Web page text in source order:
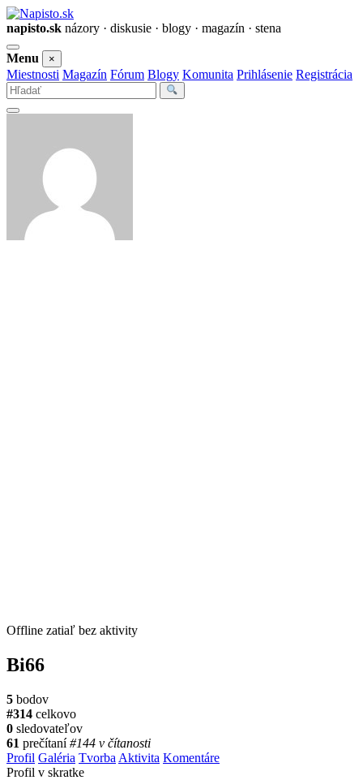
napisto.sk názory · diskusie · blogy · magazín · stena
Otvoriť
menu
Menu ×
Miestnosti Magazín Fórum Blogy Komunita Prihlásenie Registrácia
Vyhľadať
Offline zatiaľ bez aktivity
Bi66
5 bodov
#314 celkovo
0 sledovateľov
61 prečítaní #144 v čítanosti
Profil Galéria Tvorba Aktivita Komentáre
Profil v skratke